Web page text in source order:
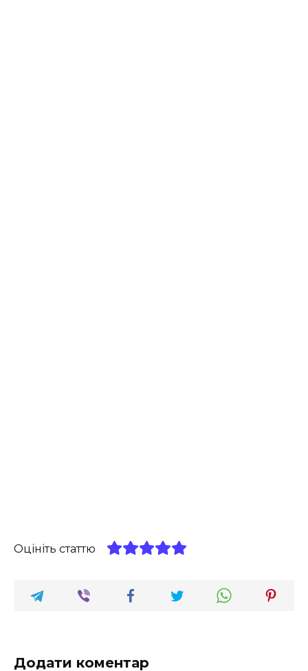
Оцініть статтю
Додати коментар